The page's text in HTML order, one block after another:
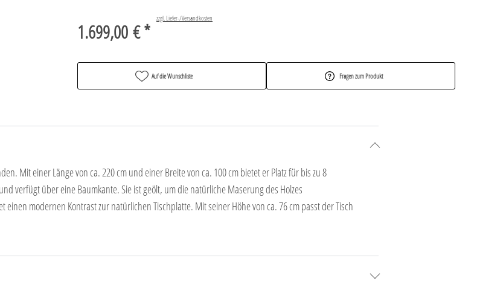
1.699,00 € *
zzgl. Liefer-/Versandkosten
Auf die Wunschliste Fragen zum Produkt
Mit einer Länge von ca. 220 cm und einer Breite von ca. 100 cm bietet er Platz für bis zu 8
verfügt über eine Baumkante. Sie ist geölt, um die natürliche Maserung des Holzes
einen modernen Kontrast zur natürlichen Tischplatte. Mit seiner Höhe von ca. 76 cm passt der Tisch